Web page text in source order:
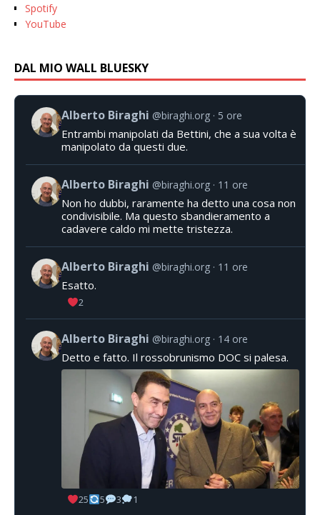
Spotify
YouTube
DAL MIO WALL BLUESKY
Alberto Biraghi @biraghi.org 5 ore
Entrambi manipolati da Bettini, che a sua volta è
manipolato da questi due.
Alberto Biraghi @biraghi.org 11 ore
Non ho dubbi, raramente ha detto una cosa non
condivisibile. Ma questo sbandieramento a
cadavere caldo mi mette tristezza.
Alberto Biraghi @biraghi.org 11 ore
Esatto.
2
Alberto Biraghi @biraghi.org 14 ore
Detto e fatto. Il rossobrunismo DOC si palesa.
25 5 3 1